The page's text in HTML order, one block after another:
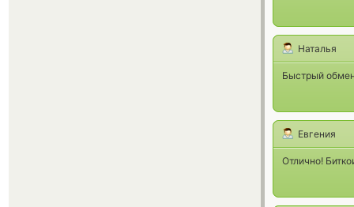
Наталья
Быстрый
Евгения
Отлично!